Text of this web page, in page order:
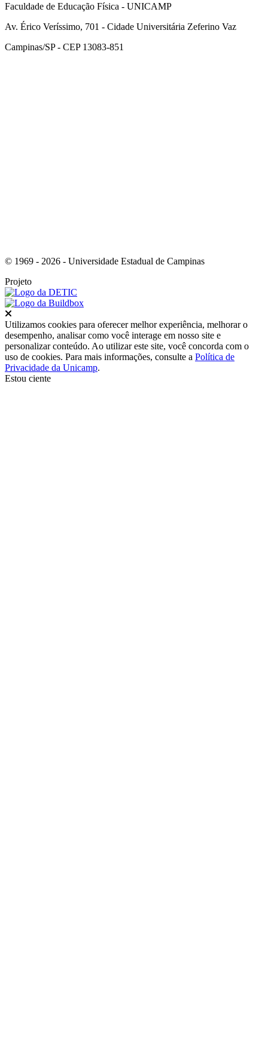
Faculdade de Educação Física - UNICAMP
Av. Érico Veríssimo, 701 - Cidade Universitária Zeferino Vaz
Campinas/SP - CEP 13083-851
© 1969 - 2026 - Universidade Estadual de Campinas
Projeto
Utilizamos cookies para oferecer melhor experiência, melhorar o
desempenho, analisar como você interage em nosso site e
personalizar conteúdo. Ao utilizar este site, você concorda com o
uso de cookies. Para mais informações, consulte a Política de
Privacidade da Unicamp.
Estou ciente